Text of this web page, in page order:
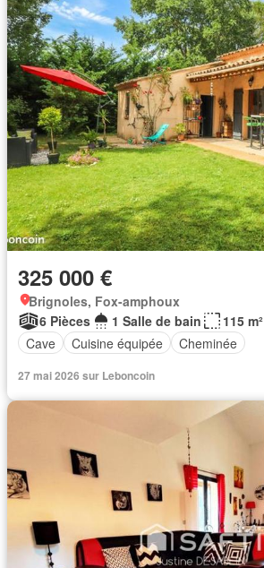
325 000 €
Brignoles, Fox-amphoux
6 Pièces
1 Salle de bain
115 m²
Cave
Cuisine équipée Cheminée
27 mai 2026 sur Leboncoin